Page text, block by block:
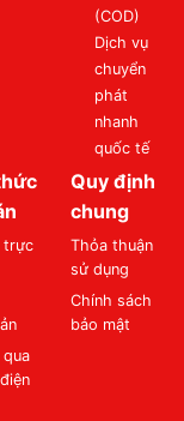
(COD)
Dịch vụ
chuyển
phát
nhanh
quốc tế
trực
Quy định
chung
Thỏa thuận
sử dụng
Chính sách
bảo mật